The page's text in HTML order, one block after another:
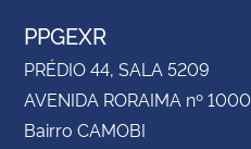
PPGEXR
PRÉDIO 44, SALA 5209
AVENIDA RORAIMA nº 1000
Bairro CAMOBI